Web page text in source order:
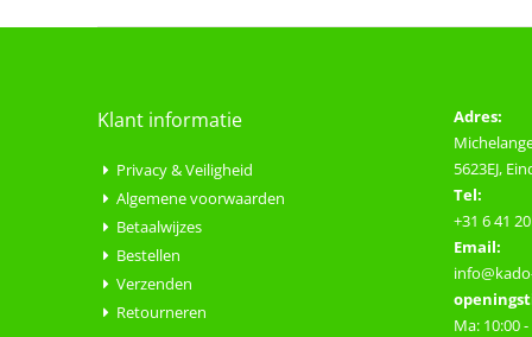
Klant informatie
Privacy & Veiligheid
Algemene voorwaarden
Betaalwijzes
Bestellen
Verzenden
Retourneren
Adres:
5623EJ,
Tel:
+31 6 41
Email:
Ma: 10:00